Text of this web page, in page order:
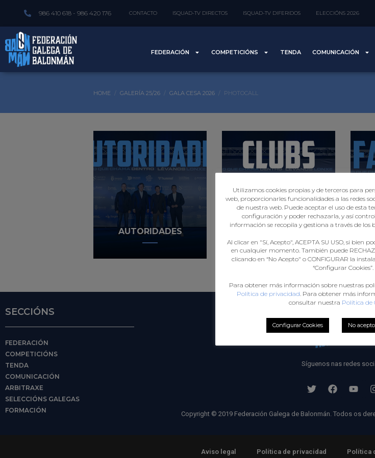
986 410 618 - 986 420 176 CONTACTO ISQUAD-TV DIRECTOS ISQUAD-TV DIFERIDOS ELECCIÓNS 2026
FEDERACIÓN COMPETICIÓNS TENDA COMUNICACIÓN
HOME GALERÍA 25/26 GALA CESA 2026 PHOTOCALL
AUTORIDADES
SECCIÓNS
FEDERACIÓN
COMPETICIÓNS
TENDA
COMUNICACIÓN
ARBITRAXE
SELECCIÓNS GALEGAS
FORMACIÓN
Síguenos nas redes
Copyright © 2019 Federación Galega de Balonmán. Todos os
Aviso legal Política de privacidad Política
Utilizamos cookies propias y de terceros para
web, proporcionarles funcionalidades a las redes
de nuestra web. Puede aceptar el uso de esta
configuración y poder rechazarla, y así
información se recopila y gestiona a través de los
Al clicar en "Sí, Acepto", ACEPTA SU USO, si bien
en cualquier momento. También puede
clicando en “No Acepto" o CONFIGURAR la
“Configurar Cookies”.
Para obtener más información sobre nuestras
Política de privacidad . Para obtener más
consultar nuestra Política de
Configurar Cookies No acepto